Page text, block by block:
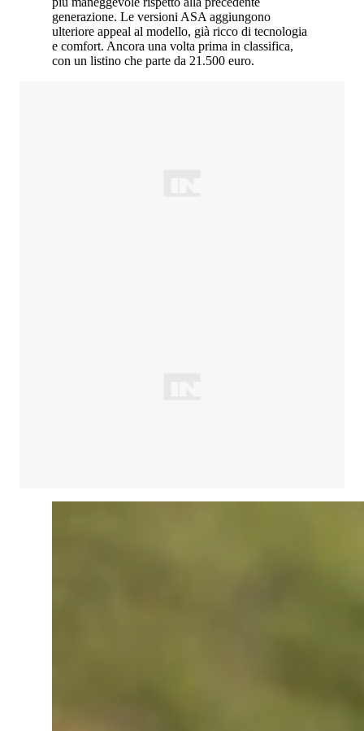
generazione. Le versioni ASA aggiungono
ulteriore appeal al modello, già ricco di tecnologia
e comfort. Ancora una volta prima in classifica,
con un listino che parte da 21.500 euro.